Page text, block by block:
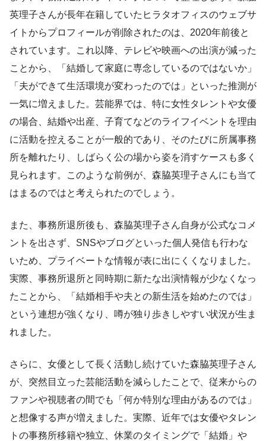
英理子さんが長年在籍していたヒラタオフィスのウェブサ
イトからプロフィールが削除されたのは、2020年前後と
されています。これ以降、テレビや映画への出演が減った
ことから、「結婚して家庭に専念しているのではないか」
「夫ができて生活環境が変わったのでは」といった推測が
一気に増えました。芸能界では、特に女性タレントや女優
の場合、結婚や出産、子育てなどのライフイベントを理由
に活動を控えることが一般的であり、そのたびに所属事務
所を離れたり、しばらく公の場から姿を消すケースも多く
見られます。このような前例が、森脇英理子さんにも当て
はまるのではと考えられたのでしょう。
また、事務所退所後も、森脇英理子さん自身が公式なコメ
ントを出さず、SNSやブログといった個人発信も行わな
いため、プライベートな情報が表に出にくくなりました。
実際、事務所退所と同時期に新たな出演情報が少なくなっ
たことから、「結婚相手や夫との新生活を始めたのでは」
という連想が強くなり、噂が独り歩きしやすい状況が生ま
れました。
さらに、女優として長く活動し続けていた森脇英理子さん
が、突然目立った芸能活動を減らしたことで、従来からの
ファンや視聴者の間でも「何か特別な理由があるのでは」
と想像する声が増えました。実際、近年では女優やタレン
トの事務所移籍や独立、休業のタイミングで「結婚」や